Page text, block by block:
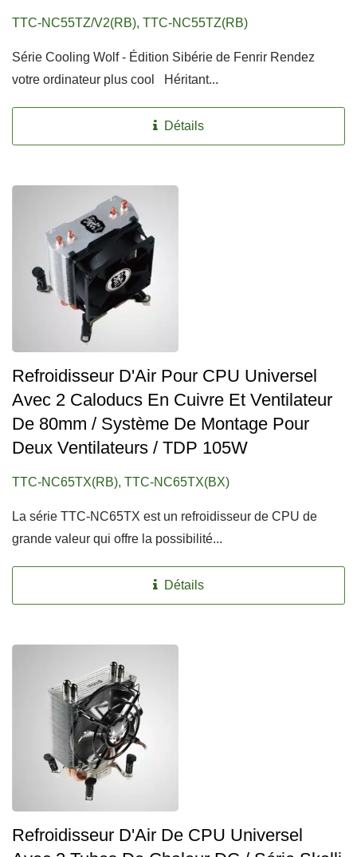
TTC-NC55TZ/V2(RB), TTC-NC55TZ(RB)
Série Cooling Wolf - Édition Sibérie de Fenrir Rendez
votre ordinateur plus cool Héritant...
Détails
Refroidisseur D'Air Pour CPU Universel
Avec 2 Caloducs En Cuivre Et Ventilateur
De 80mm / Système De Montage Pour
Deux Ventilateurs / TDP 105W
TTC-NC65TX(RB), TTC-NC65TX(BX)
La série TTC-NC65TX est un refroidisseur de CPU de
grande valeur qui offre la possibilité...
Détails
Refroidisseur D'Air De CPU Universel